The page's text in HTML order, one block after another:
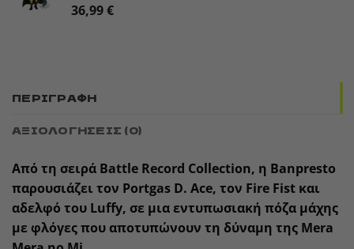
36,99€
ΠΕΡΙΓΡΑΦΉ
ΑΞΙΟΛΟΓΉΣΕΙΣ (0)
Από τη σειρά Battle Record Collection, η Banpresto
παρουσιάζει τον Portgas D. Ace, τον Fire Fist και
αδελφό του Luffy, σε μια εντυπωσιακή πόζα μάχης
με φλόγες που αποτυπώνουν τη δύναμη της Mera